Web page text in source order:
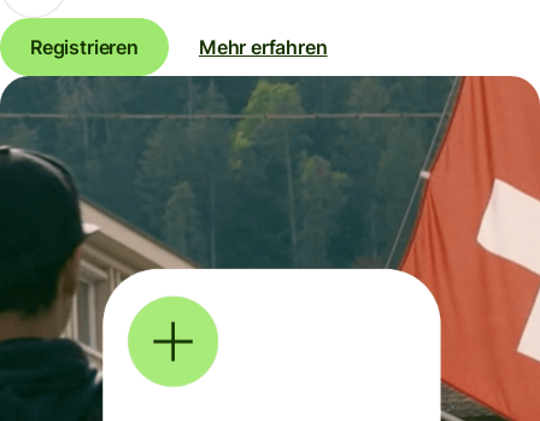
Registrieren Mehr erfahren